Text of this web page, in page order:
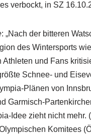
verbockt, in SZ
: „Nach der bitteren
des Wintersports
und Fans
Schnee- und
Plänen von
Garmisch-
Idee zieht nicht
Komitees